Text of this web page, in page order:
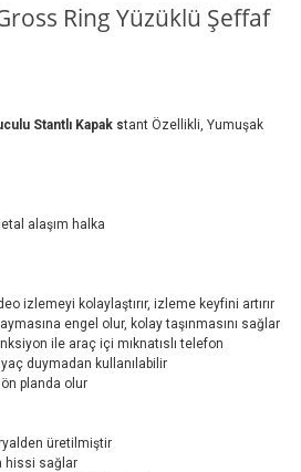
Ring Yüzüklü Şeffaf
Stantlı Kapak stant Özellikli, Yumuşak
alaşım halka
izlemeyi kolaylaştırır, izleme keyfini artırır
engel olur, kolay taşınmasını sağlar
ile araç içi mıknatıslı telefon
duymadan kullanılabilir
planda olur
üretilmiştir
hissi sağlar